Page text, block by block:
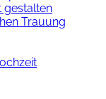
gestalten
Trauung